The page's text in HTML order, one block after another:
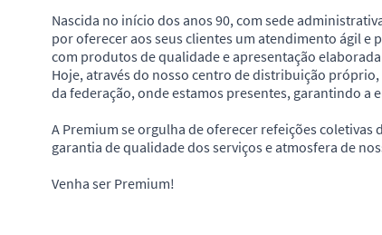
Nascida no início dos anos 90, com sede
por oferecer aos seus clientes um atendimento ágil
com produtos de qualidade e apresentação
Hoje, através do nosso centro de distribuição
da federação, onde estamos presentes, garantindo a
A Premium se orgulha de oferecer refeições coletivas
garantia de qualidade dos serviços e atmosfera de
Venha ser Premium!